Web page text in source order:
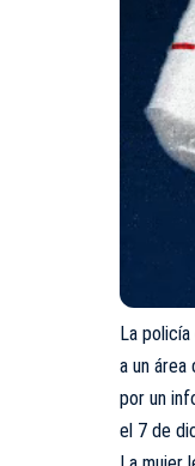
La
a un
por un
el 7 de